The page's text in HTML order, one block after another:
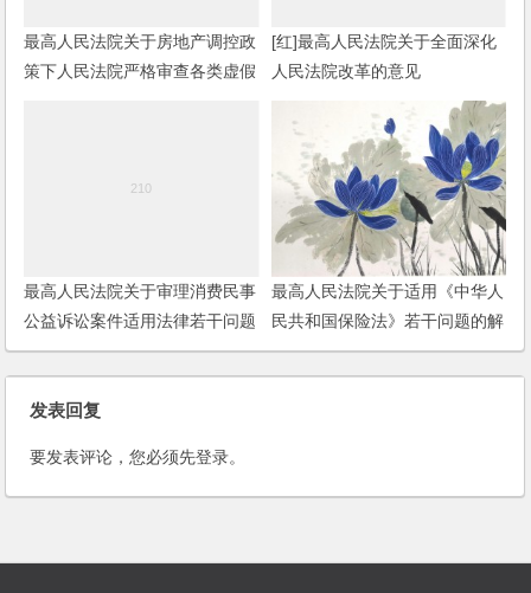
最高人民法院关于房地产调控政
策下人民法院严格审查各类虚假
[红]最高人民法院关于全面深化
人民法院改革的意见
最高人民法院关于审理消费民事
公益诉讼案件适用法律若干问题
的解释
最高人民法院关于适用《中华人
民共和国保险法》若干问题的解
释（二）
发表回复
要发表评论，您必须先登录。